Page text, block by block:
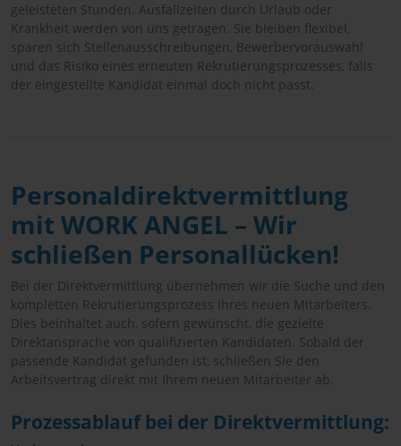
geleisteten Stunden. Ausfallzeiten durch Urlaub oder
Krankheit werden von uns getragen. Sie bleiben flexibel,
sparen sich Stellenausschreibungen, Bewerbervorauswahl
und das Risiko eines erneuten Rekrutierungsprozesses, falls
der eingestellte Kandidat einmal doch nicht passt.
Personaldirektvermittlung
mit WORK ANGEL – Wir
schließen Personallücken!
Bei der Direktvermittlung übernehmen wir die Suche und den
kompletten Rekrutierungsprozess Ihres neuen Mitarbeiters.
Dies beinhaltet auch, sofern gewünscht, die gezielte
Direktansprache von qualifizierten Kandidaten. Sobald der
passende Kandidat gefunden ist, schließen Sie den
Arbeitsvertrag direkt mit Ihrem neuen Mitarbeiter ab.
Prozessablauf bei der Direktvermittlung: